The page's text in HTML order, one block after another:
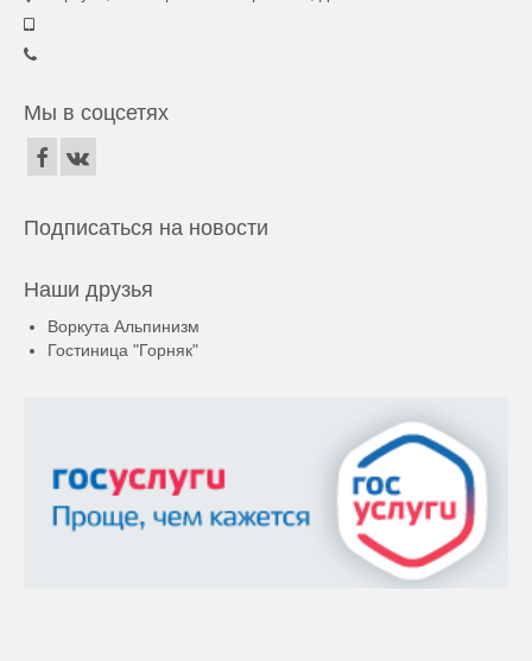
Мы в соцсетях
Подписаться на новости
Наши друзья
Воркута Альпинизм
Гостиница "Горняк"